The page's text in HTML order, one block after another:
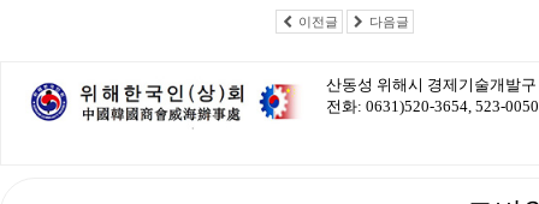
이전글 다음글
산동성 위해시 경제기술개발
전화: 0631)520-3654, 523-